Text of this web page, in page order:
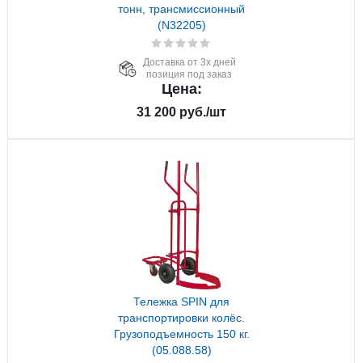
тонн, трансмиссионный
(N32205)
Доставка от 3х дней
позиция под заказ
Цена:
31 200 руб./шт
Тележка SPIN для
транспортировки колёс.
Грузоподъемность 150 кг.
(05.088.58)